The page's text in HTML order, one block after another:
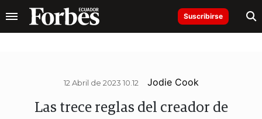
Suscribirse
12 Abril de 2023 10.12 Jodie Cook
Las trece reglas del creador de